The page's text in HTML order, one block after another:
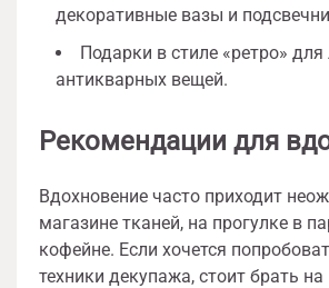
декоративные вазы и
Подарки в стиле «ретро»
антикварных вещей.
Рекомендации для
Вдохновение часто приходит
магазине тканей, на прогулке в
кофейне. Если хочется
техники декупажа, стоит брать